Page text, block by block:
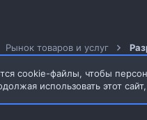
Рынок товаров и услуг
cookie-файлы, чтобы
использовать этот